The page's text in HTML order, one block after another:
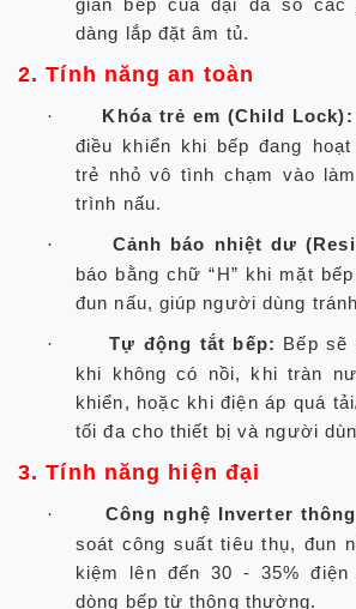
gian bếp của đại đa số các
dàng lắp đặt âm tủ.
2. Tính năng an toàn
· Khóa trẻ em (Child Lock):
điều khiển khi bếp đang
trẻ nhỏ vô tình chạm vào
trình nấu.
· Cảnh báo nhiệt dư
báo bằng chữ “H” khi mặt
đun nấu, giúp người dùng
· Tự động tắt bếp: Bếp sẽ
khi không có nồi, khi tràn
khiển, hoặc khi điện áp quá
tối đa cho thiết bị và người
3. Tính năng hiện đại
· Công nghệ Inverter
soát công suất tiêu thụ, đun
kiệm lên đến 30 - 35%
dòng bếp từ thông thường.